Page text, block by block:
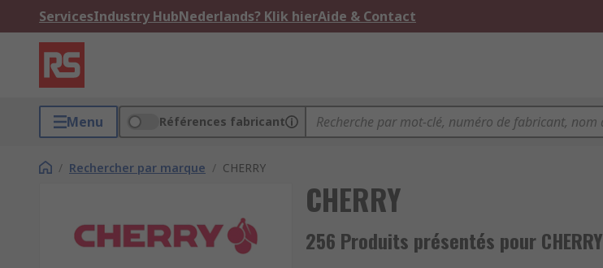
ServicesIndustry HubNederlands? Klik hierAide & Contact
Menu Références fabricant
/ Rechercher par marque / CHERRY
CHERRY
256 Produits présentés pour CHERRY